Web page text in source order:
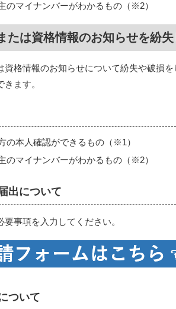
のマイナンバーがわかるもの（※2）
たは資格情報のお知らせを紛失
資格情報のお知らせについて紛失や破損
ます。
の本人確認ができるもの（※1）
のマイナンバーがわかるもの（※2）
出について
要事項を入力してください。
ついて